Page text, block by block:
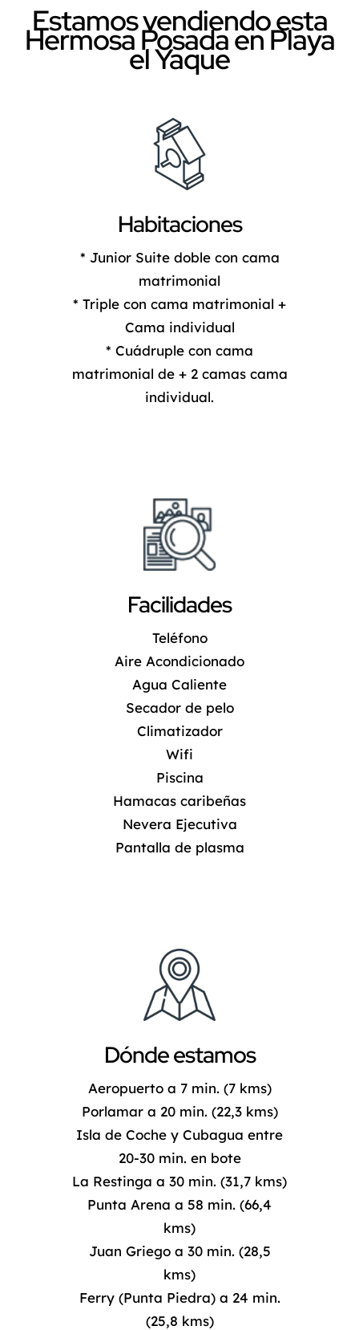
Estamos vendiendo esta
Hermosa Posada en Playa
el Yaque
Habitaciones
* Junior Suite doble con cama
matrimonial
* Triple con cama matrimonial +
Cama individual
* Cuádruple con cama
matrimonial de + 2 camas cama
individual.
Facilidades
Teléfono
Aire Acondicionado
Agua Caliente
Secador de pelo
Climatizador
Wifi
Piscina
Hamacas caribeñas
Nevera Ejecutiva
Pantalla de plasma
Dónde estamos
Aeropuerto a 7 min. (7 kms)
Porlamar a 20 min. (22,3 kms)
Isla de Coche y Cubagua entre
20-30 min. en bote
La Restinga a 30 min. (31,7 kms)
Punta Arena a 58 min. (66,4
kms)
Juan Griego a 30 min. (28,5
kms)
Ferry (Punta Piedra) a 24 min.
(25,8 kms)